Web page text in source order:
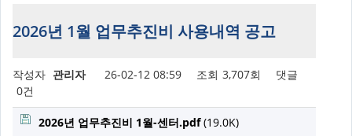
2026년 1월 업무추진비 사용내역 공고
작성자 관리자 26-02-12 08:59 조회 3,707회
댓글
0건
2026년 업무추진비 1월-센터.pdf(19.0K)